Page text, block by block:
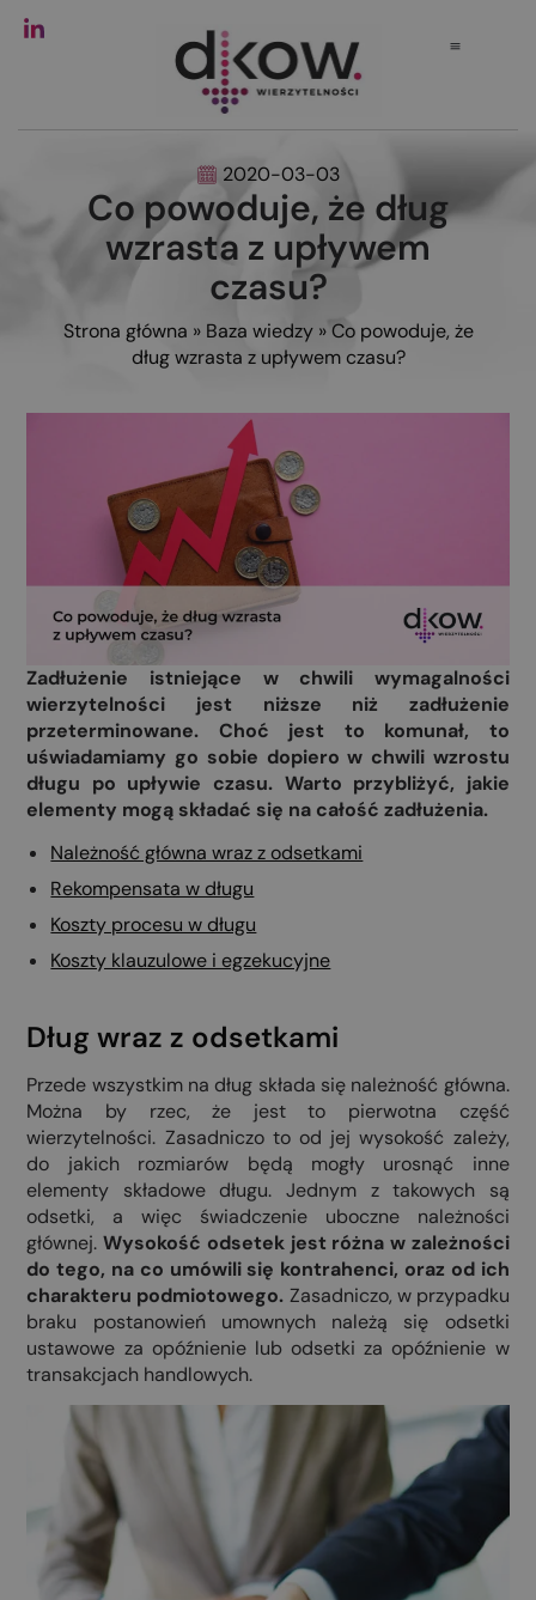
2020-03-03
Co powoduje, że dług
wzrasta z upływem
czasu?
Strona główna » Baza wiedzy»Co powoduje, że
dług wzrasta z upływem czasu?
Zadłużenie istniejące w chwili wymagalności
wierzytelności jest niższe niż zadłużenie
przeterminowane. Choć jest to komunał, to
uświadamiamy go sobie dopiero w chwili wzrostu
długu po upływie czasu. Warto przybliżyć, jakie
elementy mogą składać się na całość zadłużenia.
Należność główna wraz z odsetkami
Rekompensata w długu
Koszty procesu w długu
Koszty klauzulowe i egzekucyjne
Dług wraz z odsetkami
Przede wszystkim na dług składa się należność główna.
Można by rzec, że jest to pierwotna część
wierzytelności. Zasadniczo to od jej wysokość zależy,
do jakich rozmiarów będą mogły urosnąć inne
elementy składowe długu. Jednym z takowych są
odsetki, a więc świadczenie uboczne należności
głównej.Wysokość odsetek jest różna w zależności
do tego, na co umówili się kontrahenci, oraz od ich
charakteru podmiotowego. Zasadniczo, w przypadku
braku postanowień umownych należą się odsetki
ustawowe za opóźnienie lub odsetki za opóźnienie w
transakcjach handlowych.